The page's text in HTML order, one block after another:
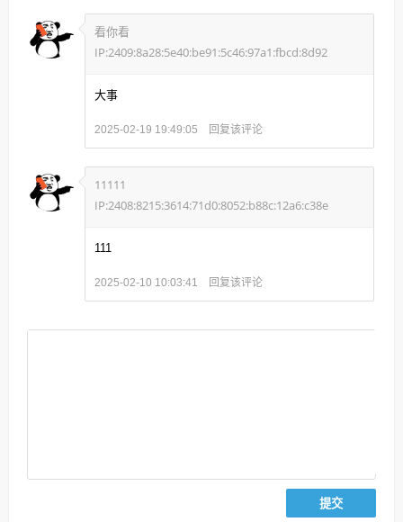
看你看
IP:2409:8a28:5e40:be91:5c46:97a1:fbcd:8d92
大事
2025-02-19 19:49:05 回复该评论
11111
IP:2408:8215:3614:71d0:8052:b88c:12a6:c38e
111
2025-02-10 10:03:41 回复该评论